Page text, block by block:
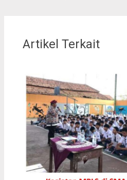
Artikel Terkait